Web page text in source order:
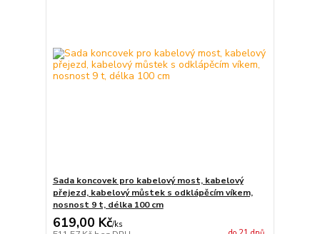
Sada koncovek pro kabelový most, kabelový
přejezd, kabelový můstek s odklápěcím víkem,
nosnost 9 t, délka 100 cm
619,00 Kč/ks